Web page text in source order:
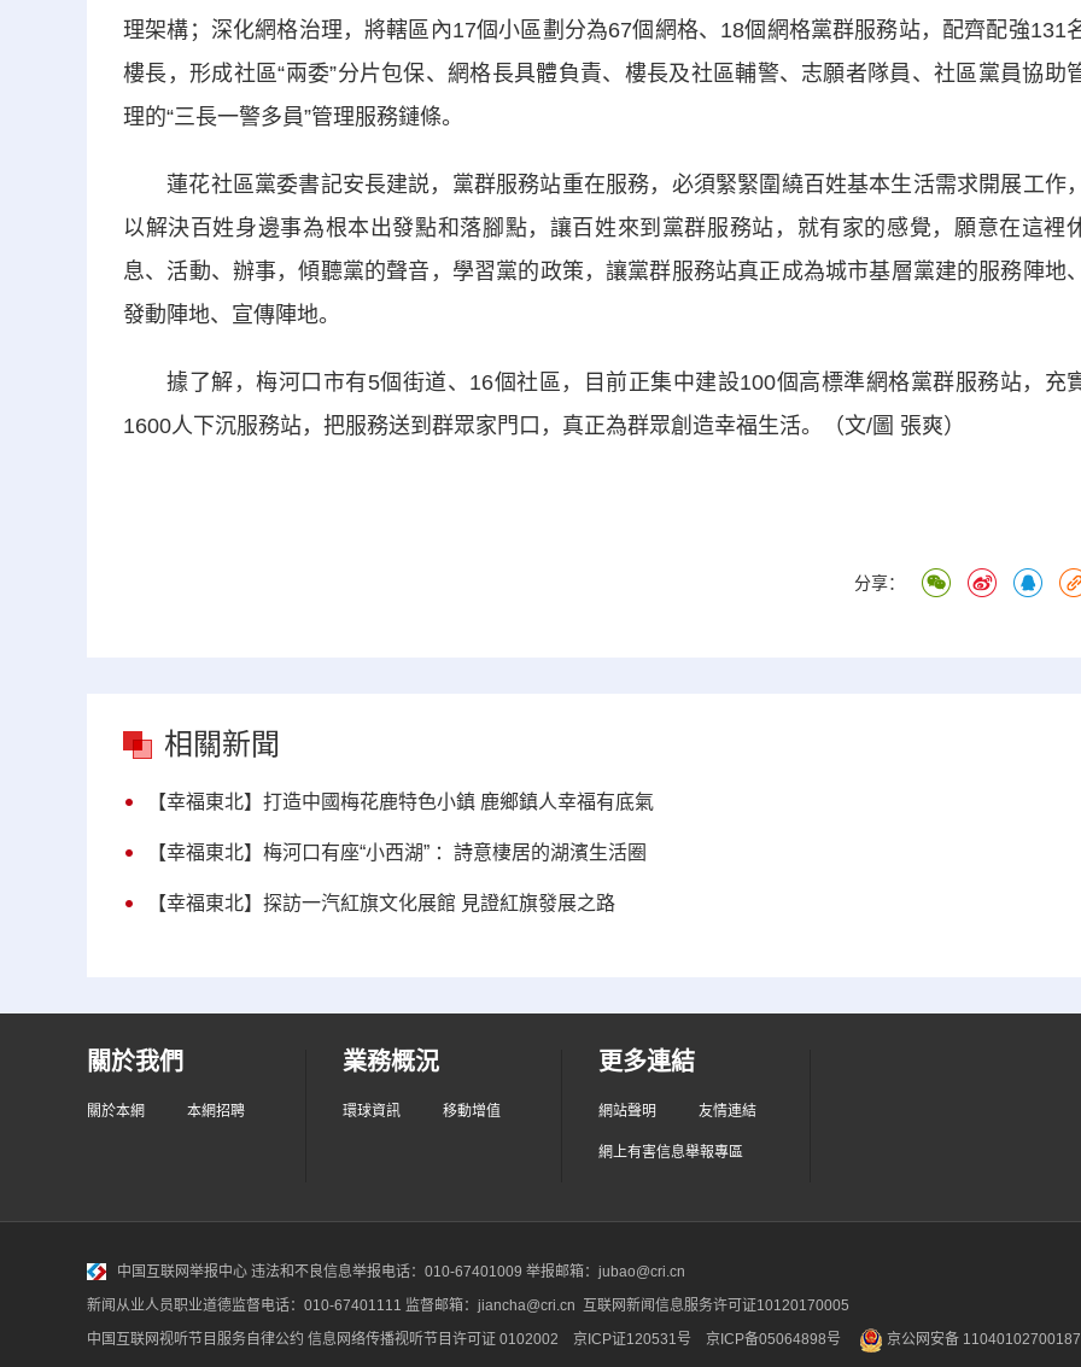
理架構；深化網格治理，將轄區內17個小區劃分為67個網格、18個網格黨群服務站，配齊配強131
樓長，形成社區“兩委”分片包保、網格長具體負責、樓長及社區輔警、志願者隊員、社區黨員協助
理的“三長一警多員”管理服務鏈條。
蓮花社區黨委書記安長建説，黨群服務站重在服務，必須緊緊圍繞百姓基本生活需求開展工作
以解決百姓身邊事為根本出發點和落腳點，讓百姓來到黨群服務站，就有家的感覺，願意在這裡
息、活動、辦事，傾聽黨的聲音，學習黨的政策，讓黨群服務站真正成為城市基層黨建的服務陣地
發動陣地、宣傳陣地。
據了解，梅河口市有5個街道、16個社區，目前正集中建設100個高標準網格黨群服務站，充
1600人下沉服務站，把服務送到群眾家門口，真正為群眾創造幸福生活。（文/圖 張爽）
分享：
相關新聞
【幸福東北】打造中國梅花鹿特色小鎮 鹿鄉鎮人幸福有底氣
【幸福東北】梅河口有座“小西湖” ：詩意棲居的湖濱生活圈
【幸福東北】探訪一汽紅旗文化展館 見證紅旗發展之路
關於我們
關於本網 本網招聘
業務概況
環球資訊 移動增值
更多連結
網站聲明 友情連結
網上有害信息舉報專區
中国互联网举报中心 违法和不良信息举报电话：010-67401009 举报邮箱：jubao@cri.cn
新闻从业人员职业道德监督电话：010-67401111 监督邮箱：jiancha@cri.cn 互联网新闻信息服务许可证10120170005
中国互联网视听节目服务自律公约 信息网络传播视听节目许可证 0102002 京ICP证120531号 京ICP备05064898号 京公网安备